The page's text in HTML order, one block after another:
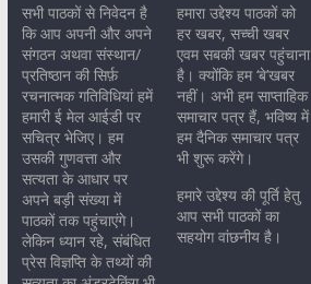
सभी पाठकों से निवेदन है
कि आप अपनी और अपने
संगठन अथवा संस्थान/
प्रतिष्ठान की सिर्फ़
रचनात्मक गतिविधियां हमें
हमारी ई मेल आईडी पर
सचित्र भेजिए। हम
उसकी गुणवत्ता और
सत्यता के आधार पर
अपने बड़ी संख्या में
पाठकों तक पहुंचाएंगे।
लेकिन ध्यान रहे, संबंधित
प्रेस विज्ञप्ति के तथ्यों की
हमारा उद्देश्य पाठकों को
हर खबर, सच्ची खबर
एवम सबकी खबर पहुंचाना
है। क्योंकि हम ‘बे’खबर
नहीं। अभी हम साप्ताहिक
समाचार पत्र हैं, भविष्य में
हम दैनिक समाचार पत्र
भी शुरू करेंगे।
हमारे उद्देश्य की पूर्ति हेतु
आप सभी पाठकों का
सहयोग वांछनीय है।